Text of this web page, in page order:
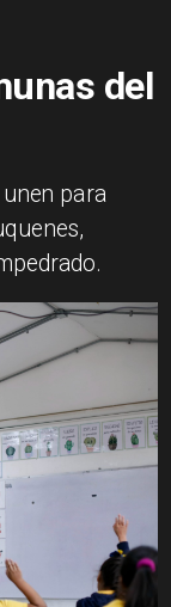
del
unen para